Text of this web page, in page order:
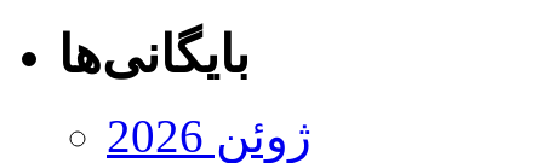
بایگانی‌ها
ژوئن 2026